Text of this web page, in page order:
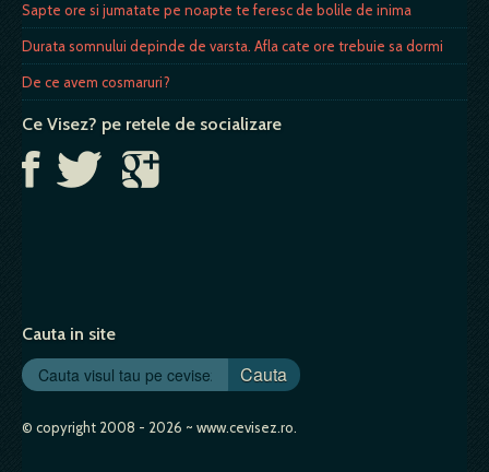
Sapte ore si jumatate pe noapte te feresc de bolile de inima
Durata somnului depinde de varsta. Afla cate ore trebuie sa dormi
De ce avem cosmaruri?
Ce Visez? pe retele de socializare
Cauta in site
Cauta
© copyright 2008 - 2026 ~ www.cevisez.ro.